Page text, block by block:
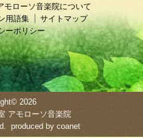
モローソ音楽院について
用語集
サイトマップ
ーポリシー
2026
アモローソ音楽院
produced by coanet